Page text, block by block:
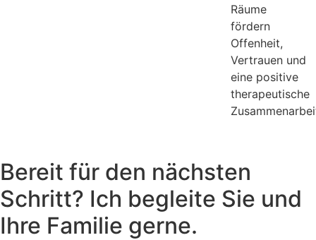
Räume
fördern
Offenheit,
Vertrauen und
eine positive
therapeutische
Bereit für den nächsten
Schritt? Ich begleite Sie und
Ihre Familie gerne.